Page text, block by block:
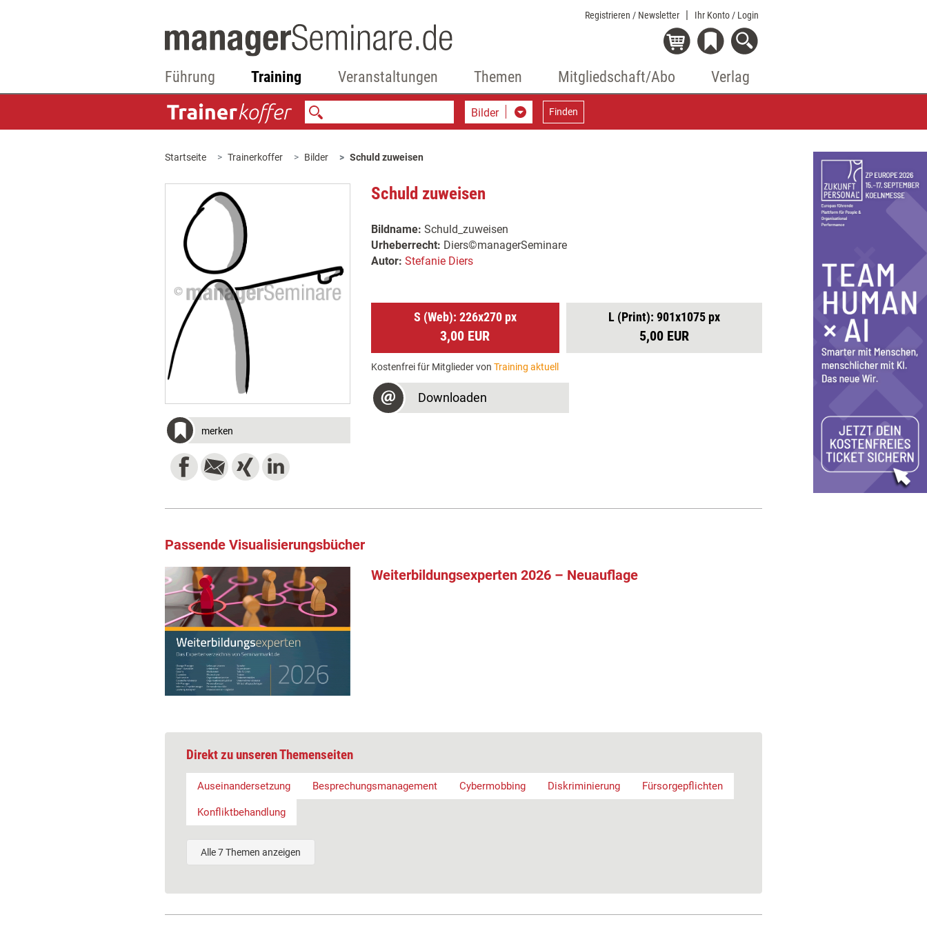
Registrieren / Newsletter Ihr Konto / Login
Führung Training Veranstaltungen Themen Mitgliedschaft/Abo Verlag
Bilder Finden
Startseite Trainerkoffer Bilder Schuld zuweisen
merken
Schuld zuweisen
Bildname: Schuld_zuweisen
Urheberrecht: Diers©managerSeminare
Autor: Stefanie Diers
S (Web): 226x270 px
3,00 EUR
L (Print): 901x1075 px
5,00 EUR
Kostenfrei für Mitglieder von Training aktuell
Downloaden
Passende Visualisierungsbücher
Weiterbildungsexperten 2026 – Neuauflage
Direkt zu unseren Themenseiten
Auseinandersetzung Besprechungsmanagement Cybermobbing Diskriminierung Fürsorgepflichten
Konfliktbehandlung
Alle 7 Themen anzeigen